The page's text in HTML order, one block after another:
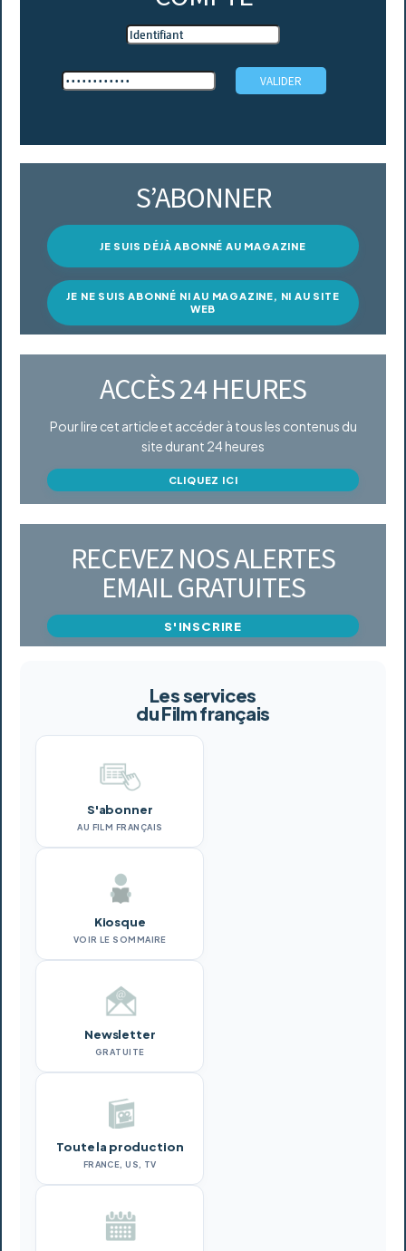
S’ABONNER
JE SUIS DÉJÀ ABONNÉ AU MAGAZINE
JE NE SUIS ABONNÉ NI AU MAGAZINE, NI AU SITE
WEB
ACCÈS 24 HEURES
Pour lire cet article et accéder à tous les contenus du
site durant 24 heures
CLIQUEZ ICI
RECEVEZ NOS ALERTES
EMAIL GRATUITES
S'INSCRIRE
Les services
du Film français
S'abonner
AU FILM FRANÇAIS
Kiosque
VOIR LE SOMMAIRE
Newsletter
GRATUITE
Toute la production
FRANCE, US, TV